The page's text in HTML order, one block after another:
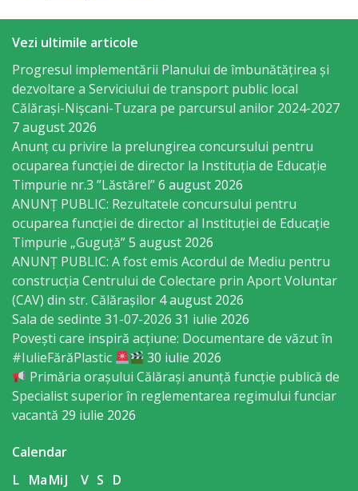
Specialist
Relații
cu
Publicul,
Operator
CISC
Organigrama
Regulament
Consiliul
local
Secretarul
Consiliului
Consilieri
Comisii
Vezi ultimile articole
Progresul implementării Planului de îmbunătățirea și
dezvoltare a Serviciului de transport public local
Călărași-Nișcani-Tuzara pe parcursul anilor 2024-2027
7 august 2026
Anunț cu privire la prelungirea concursului pentru
ocuparea funcţiei de director la Instituția de Educație
Timpurie nr.3 ”Lăstărel”6 august 2026
ANUNȚ PUBLIC: Rezultatele concursului pentru
ocuparea funcției de director al Instituției de Educație
Timpurie „Guguță”5 august 2026
ANUNȚ PUBLIC: A fost emis Acordul de Mediu pentru
construcția Centrului de Colectare prin Aport Voluntar
(CAV) din str. Călărașilor 4 august 2026
Sala de sedinte 31-07-2026 31 iulie 2026
Povești care inspiră acțiune: Documentare de văzut în
#IulieFărăPlastic
30 iulie 2026
Primăria orașului Călărași anunță funcție publică de
Specialist superior în reglementarea regimului funciar
vacantă 29 iulie 2026
Calendar
L MaMiJ V S D